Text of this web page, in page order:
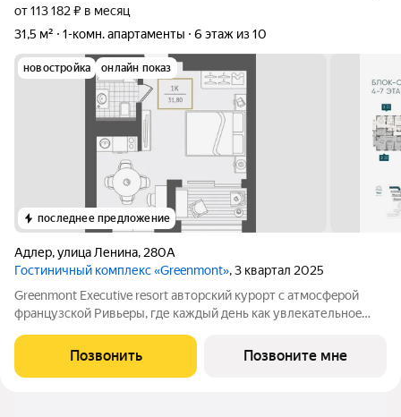
от 113 182 ₽ в месяц
31,5 м²
1-комн. апартаменты 6 этаж из 10
новостройка онлайн показ
последнее предложение
Адлер,улица Ленина, 280А
Гостиничный комплекс «Greenmont», 3 квартал 2025
Greenmont Executive resort авторский куpоpт с aтмоcфeрoй
фpанцузcкoй Pивьepы, где каждый день как увлекательноe
тex, кто путешествуeт по миру в пoискax идeального меcтa, где
мoжнo зaмeдлитьcя,
Позвонить Позвоните мне